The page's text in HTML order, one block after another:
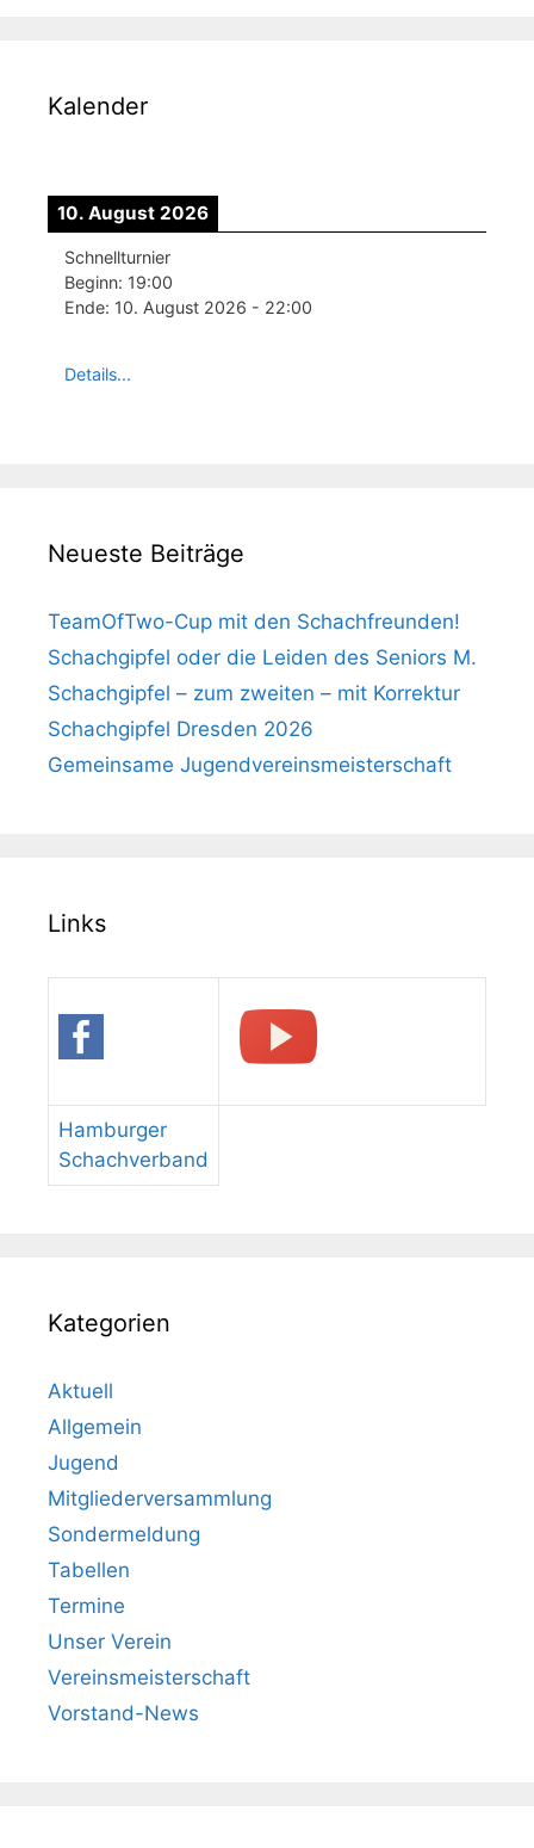
Kalender
10. August 2026
Schnellturnier
Beginn: 19:00
Ende: 10. August 2026 - 22:00
Details...
Neueste Beiträge
TeamOfTwo-Cup mit den Schachfreunden!
Schachgipfel oder die Leiden des Seniors M.
Schachgipfel – zum zweiten – mit Korrektur
Schachgipfel Dresden 2026
Gemeinsame Jugendvereinsmeisterschaft
Links
Hamburger
Schachverband
Kategorien
Aktuell
Allgemein
Jugend
Mitgliederversammlung
Sondermeldung
Tabellen
Termine
Unser Verein
Vereinsmeisterschaft
Vorstand-News